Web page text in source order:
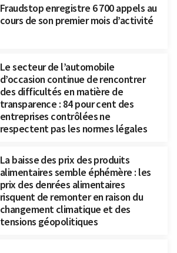
Fraudstop enregistre 6 700 appels au
cours de son premier mois d’activité
Le secteur de l’automobile
d’occasion continue de rencontrer
des difficultés en matière de
transparence : 84 pour cent des
entreprises contrôlées ne
respectent pas les normes légales
La baisse des prix des produits
alimentaires semble éphémère : les
prix des denrées alimentaires
risquent de remonter en raison du
changement climatique et des
tensions géopolitiques